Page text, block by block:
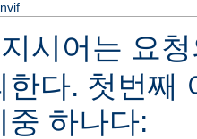
지시어는 요
한다. 첫번째
중 하나다: